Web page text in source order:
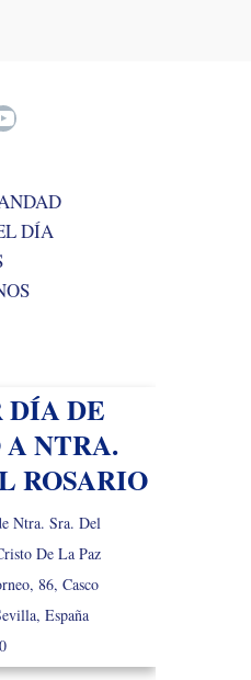
DÍA
DÍA DE
NTRA.
ROSARIO
Ntra. Sra. Del
De La Paz
86, Casco
España